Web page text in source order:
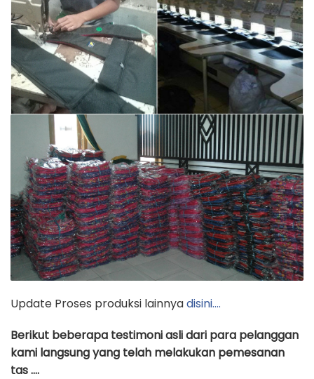
Update Proses produksi lainnyadisini….
Berikut beberapa testimoni asli dari para pelanggan
kami langsung yang telah melakukan pemesanan
tas ….